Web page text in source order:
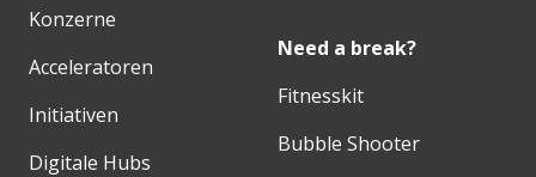
Konzerne
Acceleratoren
Initiativen
Digitale Hubs
Need a break?
Fitnesskit
Bubble Shooter